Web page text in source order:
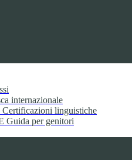
internazionale
linguistiche
Guida per genitori